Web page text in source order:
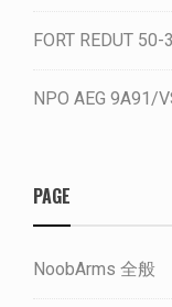
FORT REDUT 50-3
NPO AEG 9A91/
PAGE
NoobArms 全般